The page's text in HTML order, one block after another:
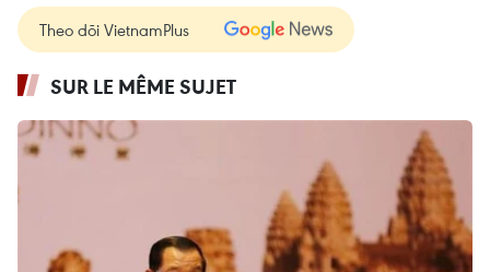
Theo dõi VietnamPlus
SUR LE MÊME SUJET